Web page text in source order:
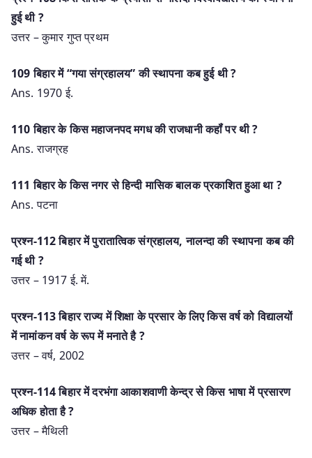
हुई थी ?
उत्तर – कुमार गुप्त प्रथम
109 बिहार में “गया संग्रहालय” की स्थापना कब हुई थी ?
Ans. 1970 ई.
110 बिहार के किस महाजनपद मगध की राजधानी कहॉं पर थी ?
Ans. राजग्रह
111 बिहार के किस नगर से हिन्दी मासिक बालक प्रकाशित हुआ था ?
Ans. पटना
प्रश्न-112 बिहार में पुरातात्विक संग्रहालय, नालन्दा की स्थापना कब की
गई थी ?
उत्तर – 1917 ई. में.
प्रश्न-113 बिहार राज्य में शिक्षा के प्रसार के लिए किस वर्ष को विद्यालयों
में नामांकन वर्ष के रूप में मनाते है ?
उत्तर – वर्ष, 2002
प्रश्न-114 बिहार में दरभंगा आकाशवाणी केन्द्र से किस भाषा में प्रसारण
अधिक होता है ?
उत्तर – मैथिली